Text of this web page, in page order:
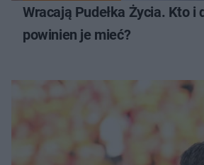
Wracają Pudełka Życia. Kto i
powinien je mieć?